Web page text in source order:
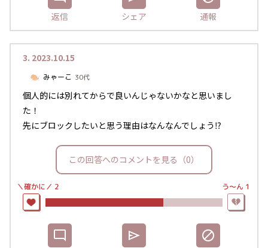
返信 シェア 通報
3. 2023.10.15
みゃーこ 30代
個人的には別れてからで良いんじゃないかなと思いまし
た！
先にブロックしたいと思う理由はなんなんでしょう⁉️
この回答へのコメントを見る（0）
＼確かに／ 2 う〜ん 1